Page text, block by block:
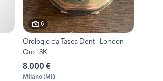
6
Orologio da Tasca Dent –London –
Oro 18K
8.000 €
Milano(MI)